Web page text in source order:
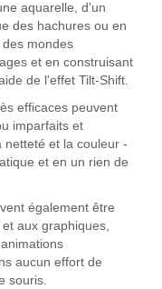
aquarelle, d'un
des hachures ou en
des mondes
et en construisant
de l'effet Tilt-Shift.
efficaces peuvent
imparfaits et
netteté et la couleur -
et en un rien de
également être
aux graphiques,
aucun effort de
souris.